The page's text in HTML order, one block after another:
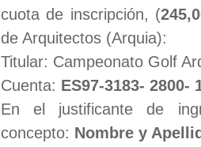
cuota de inscripción, (
de Arquitectos (Arquia):
Titular: Campeonato Golf
Cuenta: ES97-3183- 2800-
En el justificante de
concepto: Nombre y